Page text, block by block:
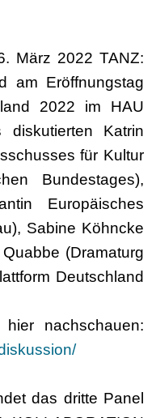
März 2022 TANZ:
am Eröffnungstag
2022 im HAU
Katrin
für Kultur
Bundestages),
Europäisches
Sabine Köhncke
(Dramaturg
Deutschland
nachschauen:
das dritte Panel